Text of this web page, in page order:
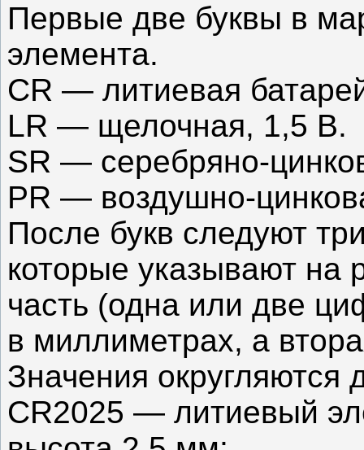
Первые две буквы в
элемента.
CR — литиевая
LR — щелочная, 1,5 В.
SR — серебряно-
PR — воздушно-
После букв следуют
которые указывают на
часть (одна или две
в миллиметрах, а
Значения
CR2025 — литиевый